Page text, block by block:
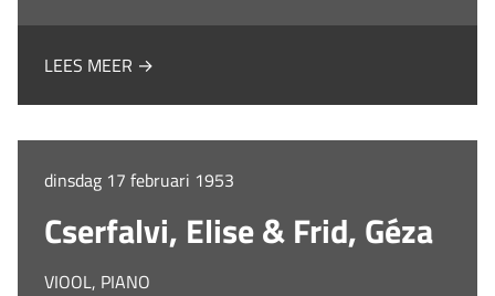
LEES MEER →
dinsdag 17 februari 1953
Cserfalvi, Elise & Frid, Géza
VIOOL, PIANO